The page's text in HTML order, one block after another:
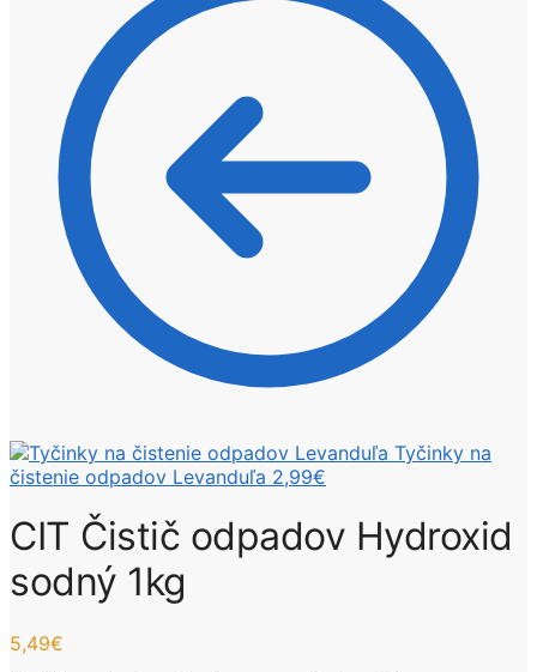
Tyčinky na
čistenie odpadov Levanduľa 2,99€
CIT Čistič odpadov Hydroxid
sodný 1kg
5,49€